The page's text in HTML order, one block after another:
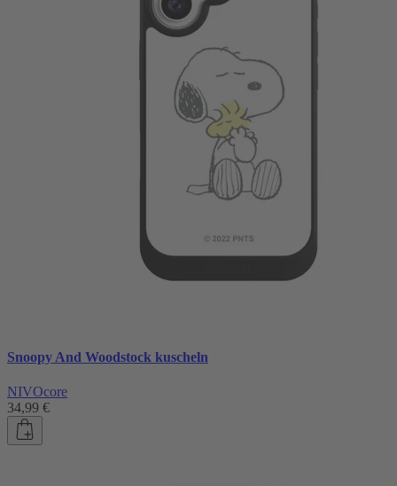
Snoopy And Woodstock kuscheln
NIVOcore
34,99 €